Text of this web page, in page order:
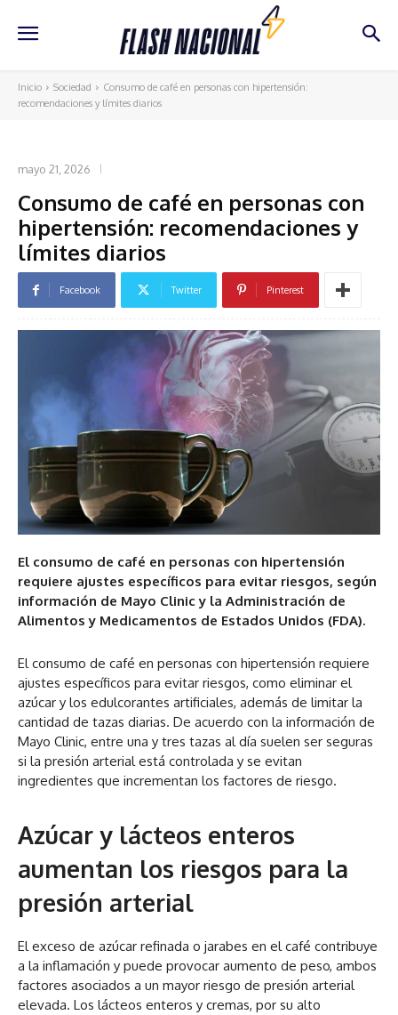
Inicio Sociedad
Consumo de café en personas con hipertensión:
recomendaciones y límites diarios
mayo 21, 2026
Consumo de café en personas con
hipertensión: recomendaciones y
límites diarios
Facebook Twitter Pinterest
El consumo de café en personas con hipertensión
requiere ajustes específicos para evitar riesgos, según
información de Mayo Clinic y la Administración de
Alimentos y Medicamentos de Estados Unidos (FDA).
El consumo de café en personas con hipertensión requiere
ajustes específicos para evitar riesgos, como eliminar el
azúcar y los edulcorantes artificiales, además de limitar la
cantidad de tazas diarias. De acuerdo con la información de
Mayo Clinic, entre una y tres tazas al día suelen ser seguras
si la presión arterial está controlada y se evitan
ingredientes que incrementan los factores de riesgo.
Azúcar y lácteos enteros
aumentan los riesgos para la
presión arterial
El exceso de azúcar refinada o jarabes en el café contribuye
a la inflamación y puede provocar aumento de peso, ambos
factores asociados a un mayor riesgo de presión arterial
elevada. Los lácteos enteros y cremas, por su alto